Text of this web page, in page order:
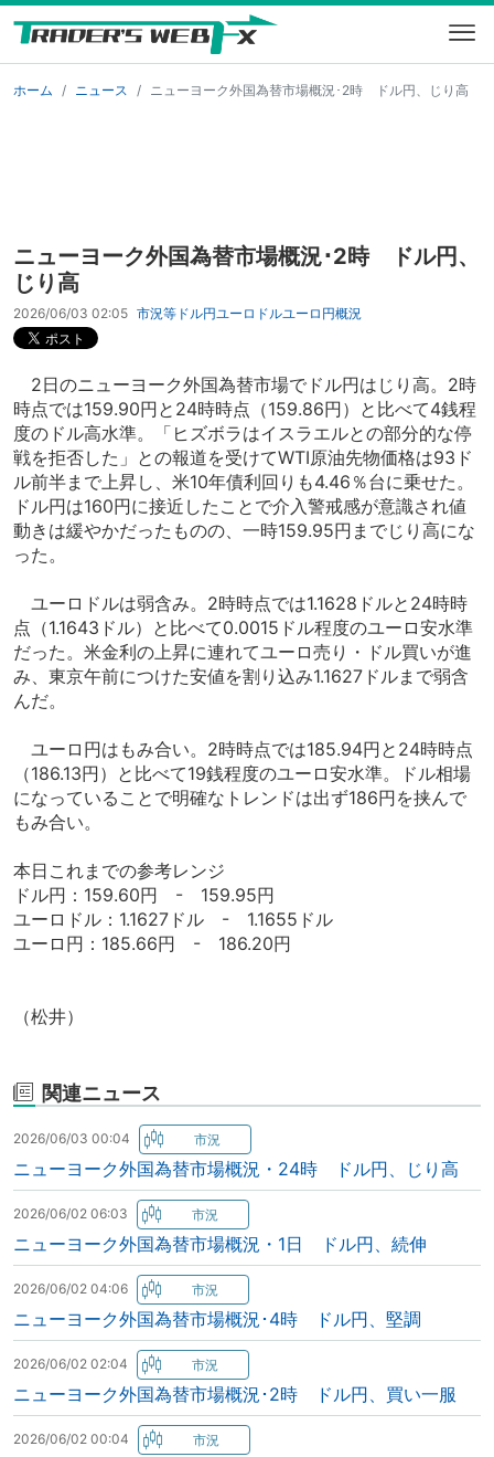
ホーム ニュース ニューヨーク外国為替市場概況･2時 ドル円、じり高
ニューヨーク外国為替市場概況･2時 ドル円、
じり高
2026/06/03 02:05 市況等 ドル円ユーロドルユーロ円概況
2日のニューヨーク外国為替市場でドル円はじり高。2時
時点では159.90円と24時時点（159.86円）と比べて4銭程
度のドル高水準。「ヒズボラはイスラエルとの部分的な停
戦を拒否した」との報道を受けてWTI原油先物価格は93ド
ル前半まで上昇し、米10年債利回りも4.46％台に乗せた。
ドル円は160円に接近したことで介入警戒感が意識され値
動きは緩やかだったものの、一時159.95円までじり高にな
った。
ユーロドルは弱含み。2時時点では1.1628ドルと24時時
点（1.1643ドル）と比べて0.0015ドル程度のユーロ安水準
だった。米金利の上昇に連れてユーロ売り・ドル買いが進
み、東京午前につけた安値を割り込み1.1627ドルまで弱含
んだ。
ユーロ円はもみ合い。2時時点では185.94円と24時時点
（186.13円）と比べて19銭程度のユーロ安水準。ドル相場
になっていることで明確なトレンドは出ず186円を挟んで
もみ合い。
本日これまでの参考レンジ
ドル円：159.60円 - 159.95円
ユーロドル：1.1627ドル - 1.1655ドル
ユーロ円：185.66円 - 186.20円
（松井）
関連ニュース
2026/06/03 00:04
ニューヨーク外国為替市場概況・24時 ドル円、じり高
2026/06/02 06:03
ニューヨーク外国為替市場概況・1日 ドル円、続伸
2026/06/02 04:06
ニューヨーク外国為替市場概況･4時 ドル円、堅調
2026/06/02 02:04
ニューヨーク外国為替市場概況･2時 ドル円、買い一服
2026/06/02 00:04